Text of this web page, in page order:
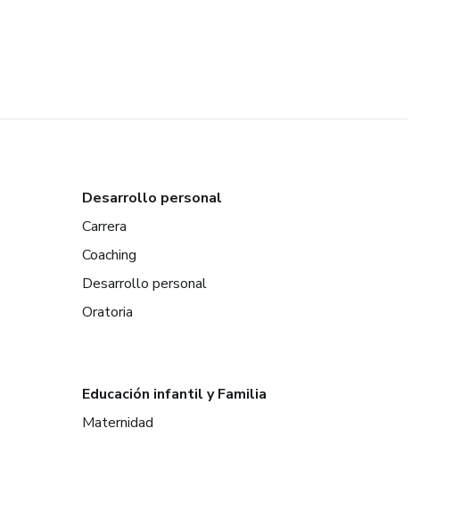
Desarrollo personal
Carrera
Coaching
Desarrollo personal
Oratoria
Educación infantil y Familia
Maternidad